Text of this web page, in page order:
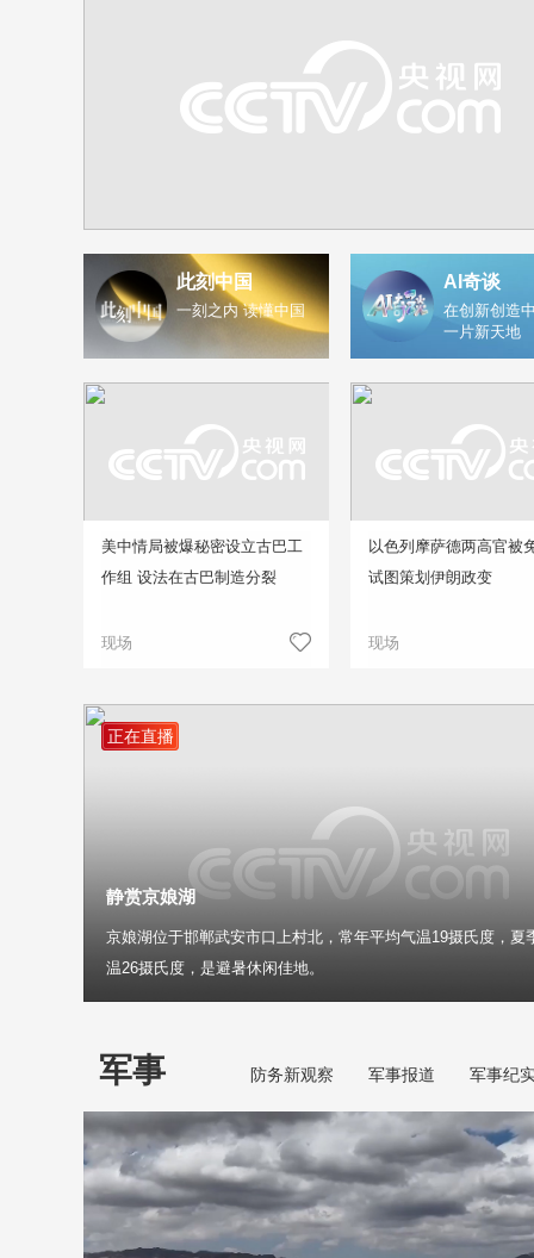
此刻中国
一刻之内 读懂中国
AI奇谈
在创新创造
一片新天地
美中情局被爆秘密设立古巴工
作组 设法在古巴制造分裂
现场
以色列摩萨德两高官被
试图策划伊朗政变
现场
正在直播
静赏京娘湖
京娘湖位于邯郸武安市口上村北，常年平均气温19摄氏度，夏
温26摄氏度，是避暑休闲佳地。
军事 防务新观察 军事报道 军事纪